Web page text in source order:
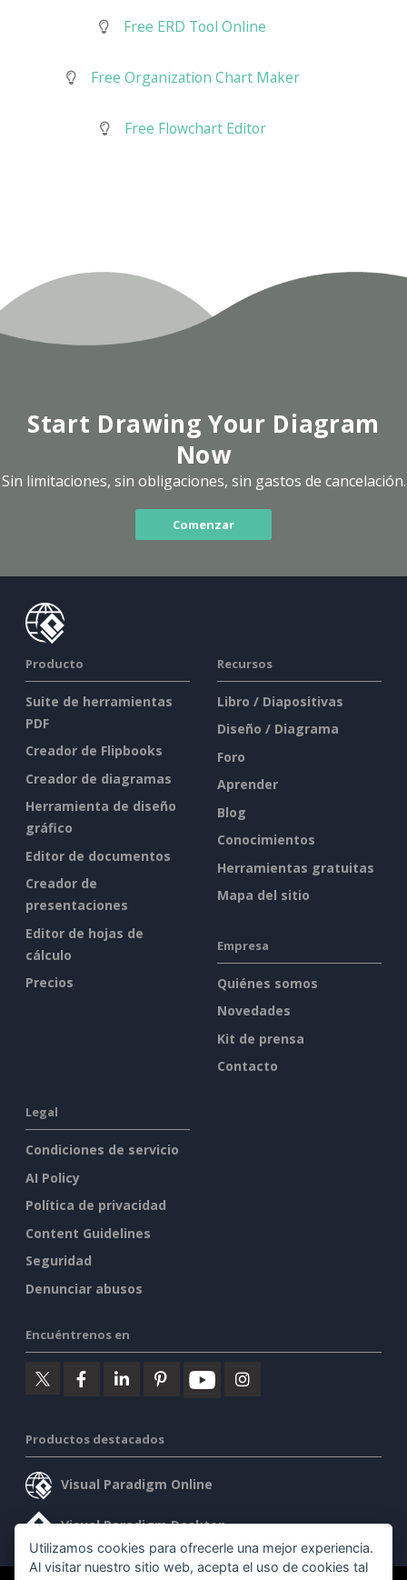
Free ERD Tool Online
Free Organization Chart Maker
Free Flowchart Editor
Start Drawing Your Diagram
Now
Sin limitaciones, sin obligaciones, sin gastos de cancelación.
Comenzar
Producto
Suite de herramientas
PDF
Creador de Flipbooks
Creador de diagramas
Herramienta de diseño
gráfico
Editor de documentos
Creador de
presentaciones
Editor de hojas de
cálculo
Precios
Recursos
Libro / Diapositivas
Diseño / Diagrama
Foro
Aprender
Blog
Conocimientos
Herramientas gratuitas
Mapa del sitio
Empresa
Quiénes somos
Novedades
Kit de prensa
Contacto
Legal
Condiciones de servicio
AI Policy
Política de privacidad
Content Guidelines
Seguridad
Denunciar abusos
Encuéntrenos en
Productos destacados
Visual Paradigm Online
Visual Paradigm Desktop
Utilizamos cookies para ofrecerle una mejor experiencia.
Al visitar nuestro sitio web, acepta el uso de cookies tal